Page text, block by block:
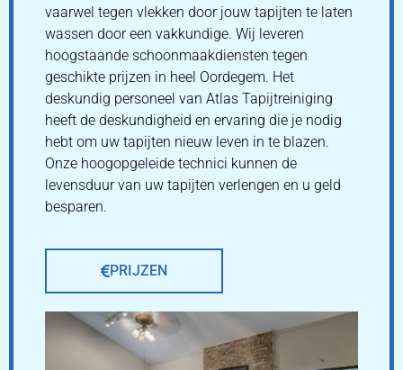
vaarwel tegen vlekken door jouw tapijten te laten
wassen door een vakkundige. Wij leveren
hoogstaande schoonmaakdiensten tegen
geschikte prijzen in heel Oordegem. Het
deskundig personeel van Atlas Tapijtreiniging
heeft de deskundigheid en ervaring die je nodig
hebt om uw tapijten nieuw leven in te blazen.
Onze hoogopgeleide technici kunnen de
levensduur van uw tapijten verlengen en u geld
besparen.
PRIJZEN